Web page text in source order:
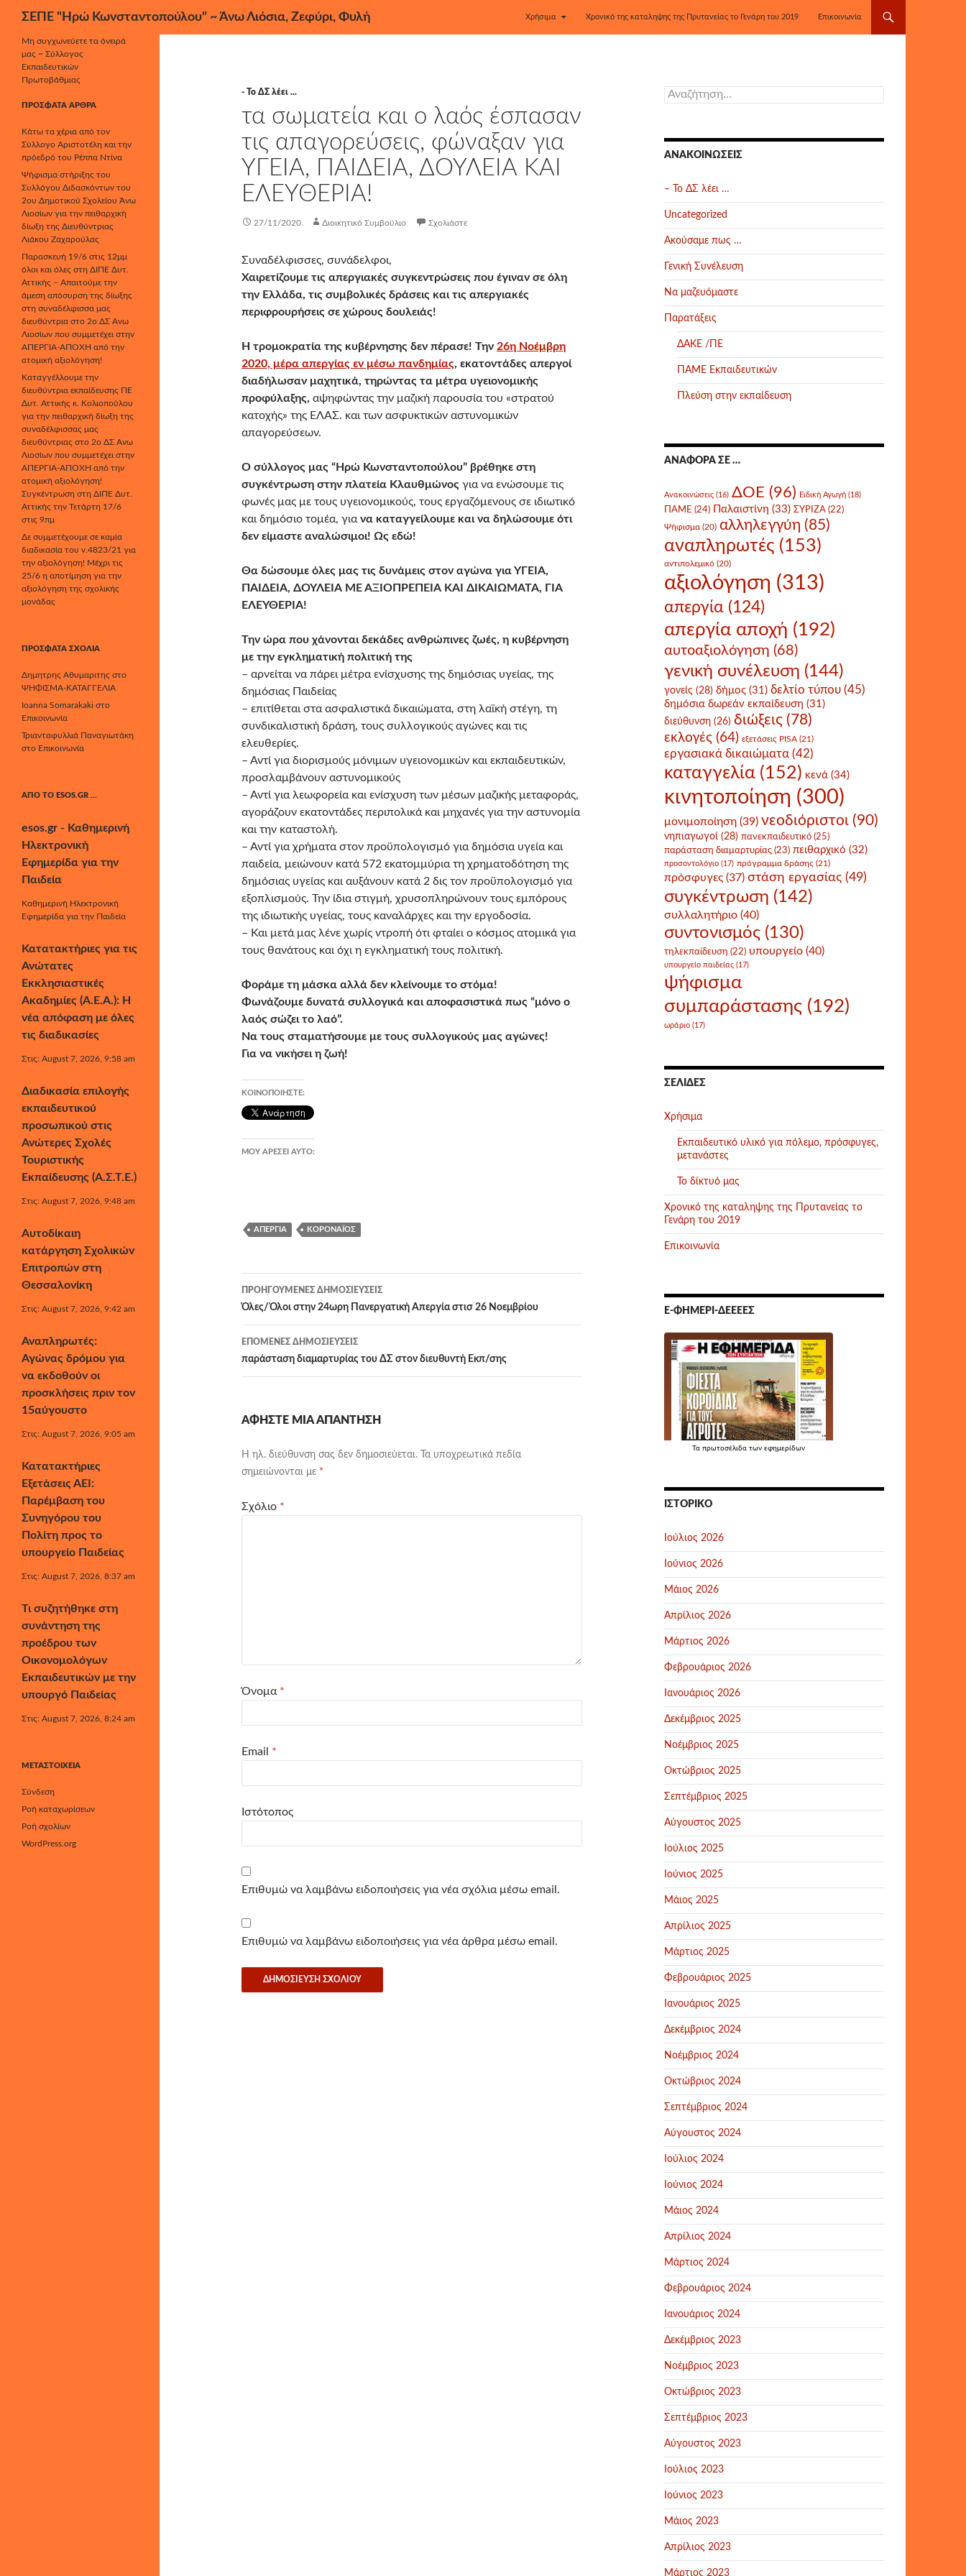
Μετάβαση
περιεχόμενο
ΣΕΠΕ "Ηρώ Κωνσταντοπούλου" ~ Άνω Λιόσια, Ζεφύρι, Φυλή Χρήσιμα Χρονικό της καταληψης της Πρυτανείας το Γενάρη του 2019 Επικοινωνία
- Το ΔΣ λέει ...
τα σωματεία και ο λαός έσπασαν
τις απαγορεύσεις, φώναξαν για
ΥΓΕΙΑ, ΠΑΙΔΕΙΑ, ΔΟΥΛΕΙΑ ΚΑΙ
ΕΛΕΥΘΕΡΙΑ!
27/11/2020 Διοικητικό Συμβούλιο Σχολιάστε
Συναδέλφισσες, συνάδελφοι,
Χαιρετίζουμε τις απεργιακές συγκεντρώσεις που έγιναν σε όλη
την Ελλάδα, τις συμβολικές δράσεις και τις απεργιακές
περιφρουρήσεις σε χώρους δουλειάς!
Η τρομοκρατία της κυβέρνησης δεν πέρασε! Την 26η Νοέμβρη
2020, μέρα απεργίας εν μέσω πανδημίας, εκατοντάδες απεργοί
διαδήλωσαν μαχητικά, τηρώντας τα μέτρα υγειονομικής
προφύλαξης, αψηφώντας την μαζική παρουσία του «στρατού
κατοχής» της ΕΛΑΣ. και των ασφυκτικών αστυνομικών
απαγορεύσεων.
Ο σύλλογος μας “Ηρώ Κωνσταντοπούλου” βρέθηκε στη
συγκέντρωση στην πλατεία Κλαυθμώνος για να ενώσουμε τις
φωνές μας με τους υγειονομικούς, τους εργαζόμενους σε ιδιωτικό
και δημόσιο τομέα, για να καταγγείλουμε και να δηλώσουμε ότι
δεν είμαστε αναλώσιμοι! Ως εδώ!
Θα δώσουμε όλες μας τις δυνάμεις στον αγώνα για ΥΓΕΙΑ,
ΠΑΙΔΕΙΑ, ΔΟΥΛΕΙΑ ΜΕ ΑΞΙΟΠΡΕΠΕΙΑ ΚΑΙ ΔΙΚΑΙΩΜΑΤΑ, ΓΙΑ
ΕΛΕΥΘΕΡΙΑ!
Την ώρα που χάνονται δεκάδες ανθρώπινες ζωές, η κυβέρνηση
με την εγκληματική πολιτική της
– αρνείται να πάρει μέτρα ενίσχυσης της δημόσιας υγείας, της
δημόσιας Παιδείας
– επιτίθεται στα ασφαλιστικά δικαιώματα, στη λαϊκή στέγη, τη
συνδικαλιστική δράση, τους συλλογικούς αγώνες και τις
ελευθερίες.
– Αντί για διορισμούς μόνιμων υγειονομικών και εκπαιδευτικών,
προσλαμβάνουν αστυνομικούς
– Αντί για λεωφορεία και ενίσχυση των μέσων μαζικής μεταφοράς,
αγοράζουν εκατοντάδες περιπολικά και μηχανές για την αστυνομία
και την καταστολή.
– Αντί για χρήματα στον προϋπολογισμό για δημόσια υγεία και
παιδεία, μειώνουν κατά 572 εκατομμύρια τη χρηματοδότηση της
δημόσιας υγείας και αυξάνουν κατά 2 δις τον προϋπολογισμό για
εξοπλισμούς. Την ίδια στιγμή, χρυσοπληρώνουν τους εμπόρους
της ιδιωτικής υγείας, τους καναλάρχες και την εργοδοσία.
– Και μετά μας λένε χωρίς ντροπή ότι φταίει ο κόσμος ατομικά για
τους θανάτους και όχι η εγκληματική τους πολιτική.
Φοράμε τη μάσκα αλλά δεν κλείνουμε το στόμα!
Φωνάζουμε δυνατά συλλογικά και αποφασιστικά πως “μόνο ο
λαός σώζει το λαό”.
Να τους σταματήσουμε με τους συλλογικούς μας αγώνες!
Για να νικήσει η ζωή!
ΚΟΙΝΟΠΟΙΉΣΤΕ:
ΜΟΥ ΑΡΈΣΕΙ ΑΥΤΌ:
ΑΠΕΡΓΊΑ ΚΟΡΟΝΑΪΌΣ
Πλοήγηση
άρθρων
ΠΡΟΗΓΟΎΜΕΝΕΣ ΔΗΜΟΣΙΕΎΣΕΙΣ
Όλες/Όλοι στην 24ωρη Πανεργατική Απεργία στισ 26 Νοεμβρίου
ΕΠΌΜΕΝΕΣ ΔΗΜΟΣΙΕΎΣΕΙΣ
παράσταση διαμαρτυρίας του ΔΣ στον διευθυντή Εκπ/σης
ΑΦΉΣΤΕ ΜΙΑ ΑΠΆΝΤΗΣΗ
Η ηλ. διεύθυνση σας δεν δημοσιεύεται.
Τα υποχρεωτικά πεδία
σημειώνονται με *
Σχόλιο *
Όνομα *
Email *
Ιστότοπος
Επιθυμώ να λαμβάνω ειδοποιήσεις για νέα σχόλια μέσω email.
Επιθυμώ να λαμβάνω ειδοποιήσεις για νέα άρθρα μέσω email.
Αναζήτηση
για:
ΑΝΑΚΟΙΝΏΣΕΙΣ
– Το ΔΣ λέει …
Uncategorized
Ακούσαμε πως …
Γενική Συνέλευση
Να μαζευόμαστε
Παρατάξεις
ΔΑΚΕ /ΠΕ
ΠΑΜΕ Εκπαιδευτικών
Πλεύση στην εκπαίδευση
ΑΝΑΦΟΡΆ ΣΕ …
Ανακοινώσεις (16) ΔΟΕ (96) Ειδική Αγωγή (18)
ΠΑΜΕ (24) Παλαιστίνη (33) ΣΥΡΙΖΑ (22)
Ψήφισμα (20) αλληλεγγύη (85)
αναπληρωτές (153)
αντιπολεμικό (20)
αξιολόγηση (313)
απεργία (124)
απεργία αποχή (192)
αυτοαξιολόγηση (68)
γενική συνέλευση (144)
γονείς (28) δήμος (31) δελτίο τύπου (45)
δημόσια δωρεάν εκπαίδευση (31)
διεύθυνση (26) διώξεις (78)
εκλογές (64) εξετάσεις PISA (21)
εργασιακά δικαιώματα (42)
καταγγελία (152) κενά (34)
κινητοποίηση (300)
μονιμοποίηση (39) νεοδιόριστοι (90)
νηπιαγωγοί (28) πανεκπαιδευτικό (25)
παράσταση διαμαρτυρίας (23) πειθαρχικό (32)
προσοντολόγιο (17) πρόγραμμα δράσης (21)
πρόσφυγες (37) στάση εργασίας (49)
συγκέντρωση (142)
συλλαλητήριο (40)
συντονισμός (130)
τηλεκπαίδευση (22) υπουργείο (40)
υπουργείο παιδείας (17)
ψήφισμα
συμπαράστασης (192)
ωράριο (17)
ΣΕΛΊΔΕΣ
Χρήσιμα
Εκπαιδευτικό υλικό για πόλεμο, πρόσφυγες,
μετανάστες
Το δίκτυό μας
Χρονικό της καταληψης της Πρυτανείας το
Γενάρη του 2019
Επικοινωνία
Ε-ΦΗΜΕΡΊ-ΔΕΕΕΕΣ
Τα πρωτοσέλιδα των εφημερίδων
ΙΣΤΟΡΙΚΌ
Ιούλιος 2026
Ιούνιος 2026
Μάιος 2026
Απρίλιος 2026
Μάρτιος 2026
Φεβρουάριος 2026
Ιανουάριος 2026
Δεκέμβριος 2025
Νοέμβριος 2025
Οκτώβριος 2025
Σεπτέμβριος 2025
Αύγουστος 2025
Ιούλιος 2025
Ιούνιος 2025
Μάιος 2025
Απρίλιος 2025
Μάρτιος 2025
Φεβρουάριος 2025
Ιανουάριος 2025
Δεκέμβριος 2024
Νοέμβριος 2024
Οκτώβριος 2024
Σεπτέμβριος 2024
Αύγουστος 2024
Ιούλιος 2024
Ιούνιος 2024
Μάιος 2024
Απρίλιος 2024
Μάρτιος 2024
Φεβρουάριος 2024
Ιανουάριος 2024
Δεκέμβριος 2023
Νοέμβριος 2023
Οκτώβριος 2023
Σεπτέμβριος 2023
Αύγουστος 2023
Ιούλιος 2023
Ιούνιος 2023
Μάιος 2023
Απρίλιος 2023
Μάρτιος 2023
Μη συγχωνεύετε τα όνειρά
μας ~ Σύλλογος
Εκπαιδευτικών
Πρωτοβάθμιας
ΠΡΌΣΦΑΤΑ ΆΡΘΡΑ
Κάτω τα χέρια από τον
Σύλλογο Αριστοτέλη και την
πρόεδρό του Ρέππα Ντίνα
Ψήφισμα στήριξης του
Συλλόγου Διδασκόντων του
2ου Δημοτικού Σχολείου Άνω
Λιοσίων για την πειθαρχική
δίωξη της Διευθύντριας
Λιάκου Ζαχαρούλας
Παρασκευή 19/6 στις 12μμ
όλοι και όλες στη ΔΙΠΕ Δυτ.
Αττικής – Απαιτούμε την
άμεση απόσυρση της δίωξης
στη συναδέλφισσα μας
διευθύντρια στο 2ο ΔΣ Άνω
Λιοσίων που συμμετέχει στην
ΑΠΕΡΓΙΑ-ΑΠΟΧΗ από την
ατομική αξιολόγηση!
Καταγγέλλουμε την
διευθύντρια εκπαίδευσης ΠΕ
Δυτ. Αττικής κ. Κολιοπούλου
για την πειθαρχική δίωξη της
συναδέλφισσας μας
διευθύντριας στο 2ο ΔΣ Άνω
Λιοσίων που συμμετέχει στην
ΑΠΕΡΓΙΑ-ΑΠΟΧΗ από την
ατομική αξιολόγηση!
Συγκέντρωση στη ΔΙΠΕ Δυτ.
Αττικής την Τετάρτη 17/6
στις 9πμ
Δε συμμετέχουμε σε καμία
διαδικασία του ν.4823/21 για
την αξιολόγηση! Μέχρι τις
25/6 η αποτίμηση για την
αξιολόγηση της σχολικής
μονάδας
ΠΡΌΣΦΑΤΑ ΣΧΌΛΙΑ
Δημητρης Αθυμαριτης στο
ΨΗΦΙΣΜΑ-ΚΑΤΑΓΓΕΛΙΑ
Ioanna Somarakaki στο
Επικοινωνία
Τριανταφυλλιά Παναγιωτάκη
στο Επικοινωνία
ΑΠΌ ΤΟ ESOS.GR …
esos.gr - Καθημερινή
Ηλεκτρονική
Εφημερίδα για την
Παιδεία
Καθημερινή Ηλεκτρονική
Εφημερίδα για την Παιδεία
Κατατακτήριες για τις
Ανώτατες
Εκκλησιαστικές
Ακαδημίες (Α.Ε.Α.): Η
νέα απόφαση με όλες
τις διαδικασίες
Στις: August 7, 2026, 9:58 am
Διαδικασία επιλογής
εκπαιδευτικού
προσωπικού στις
Ανώτερες Σχολές
Τουριστικής
Εκπαίδευσης (Α.Σ.Τ.Ε.)
Στις: August 7, 2026, 9:48 am
Αυτοδίκαιη
κατάργηση Σχολικών
Επιτροπών στη
Θεσσαλονίκη
Στις: August 7, 2026, 9:42 am
Αναπληρωτές:
Αγώνας δρόμου για
να εκδοθούν οι
προσκλήσεις πριν τον
15αύγουστο
Στις: August 7, 2026, 9:05 am
Κατατακτήριες
Εξετάσεις ΑΕΙ:
Παρέμβαση του
Συνηγόρου του
Πολίτη προς το
υπουργείο Παιδείας
Στις: August 7, 2026, 8:37 am
Τι συζητήθηκε στη
συνάντηση της
προέδρου των
Οικονομολόγων
Εκπαιδευτικών με την
υπουργό Παιδείας
Στις: August 7, 2026, 8:24 am
ΜΕΤΑΣΤΟΙΧΕΊΑ
Σύνδεση
Ροή καταχωρίσεων
Ροή σχολίων
WordPress.org